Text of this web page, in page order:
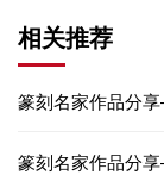
相关推荐
篆刻名家作品分
篆刻名家作品分